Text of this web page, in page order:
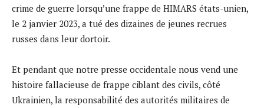
crime de guerre lorsqu’une frappe de HIMARS états-unien,
le 2 janvier 2023, a tué des dizaines de jeunes recrues
russes dans leur dortoir.
Et pendant que notre presse occidentale nous vend une
histoire fallacieuse de frappe ciblant des civils, côté
Ukrainien, la responsabilité des autorités militaires de